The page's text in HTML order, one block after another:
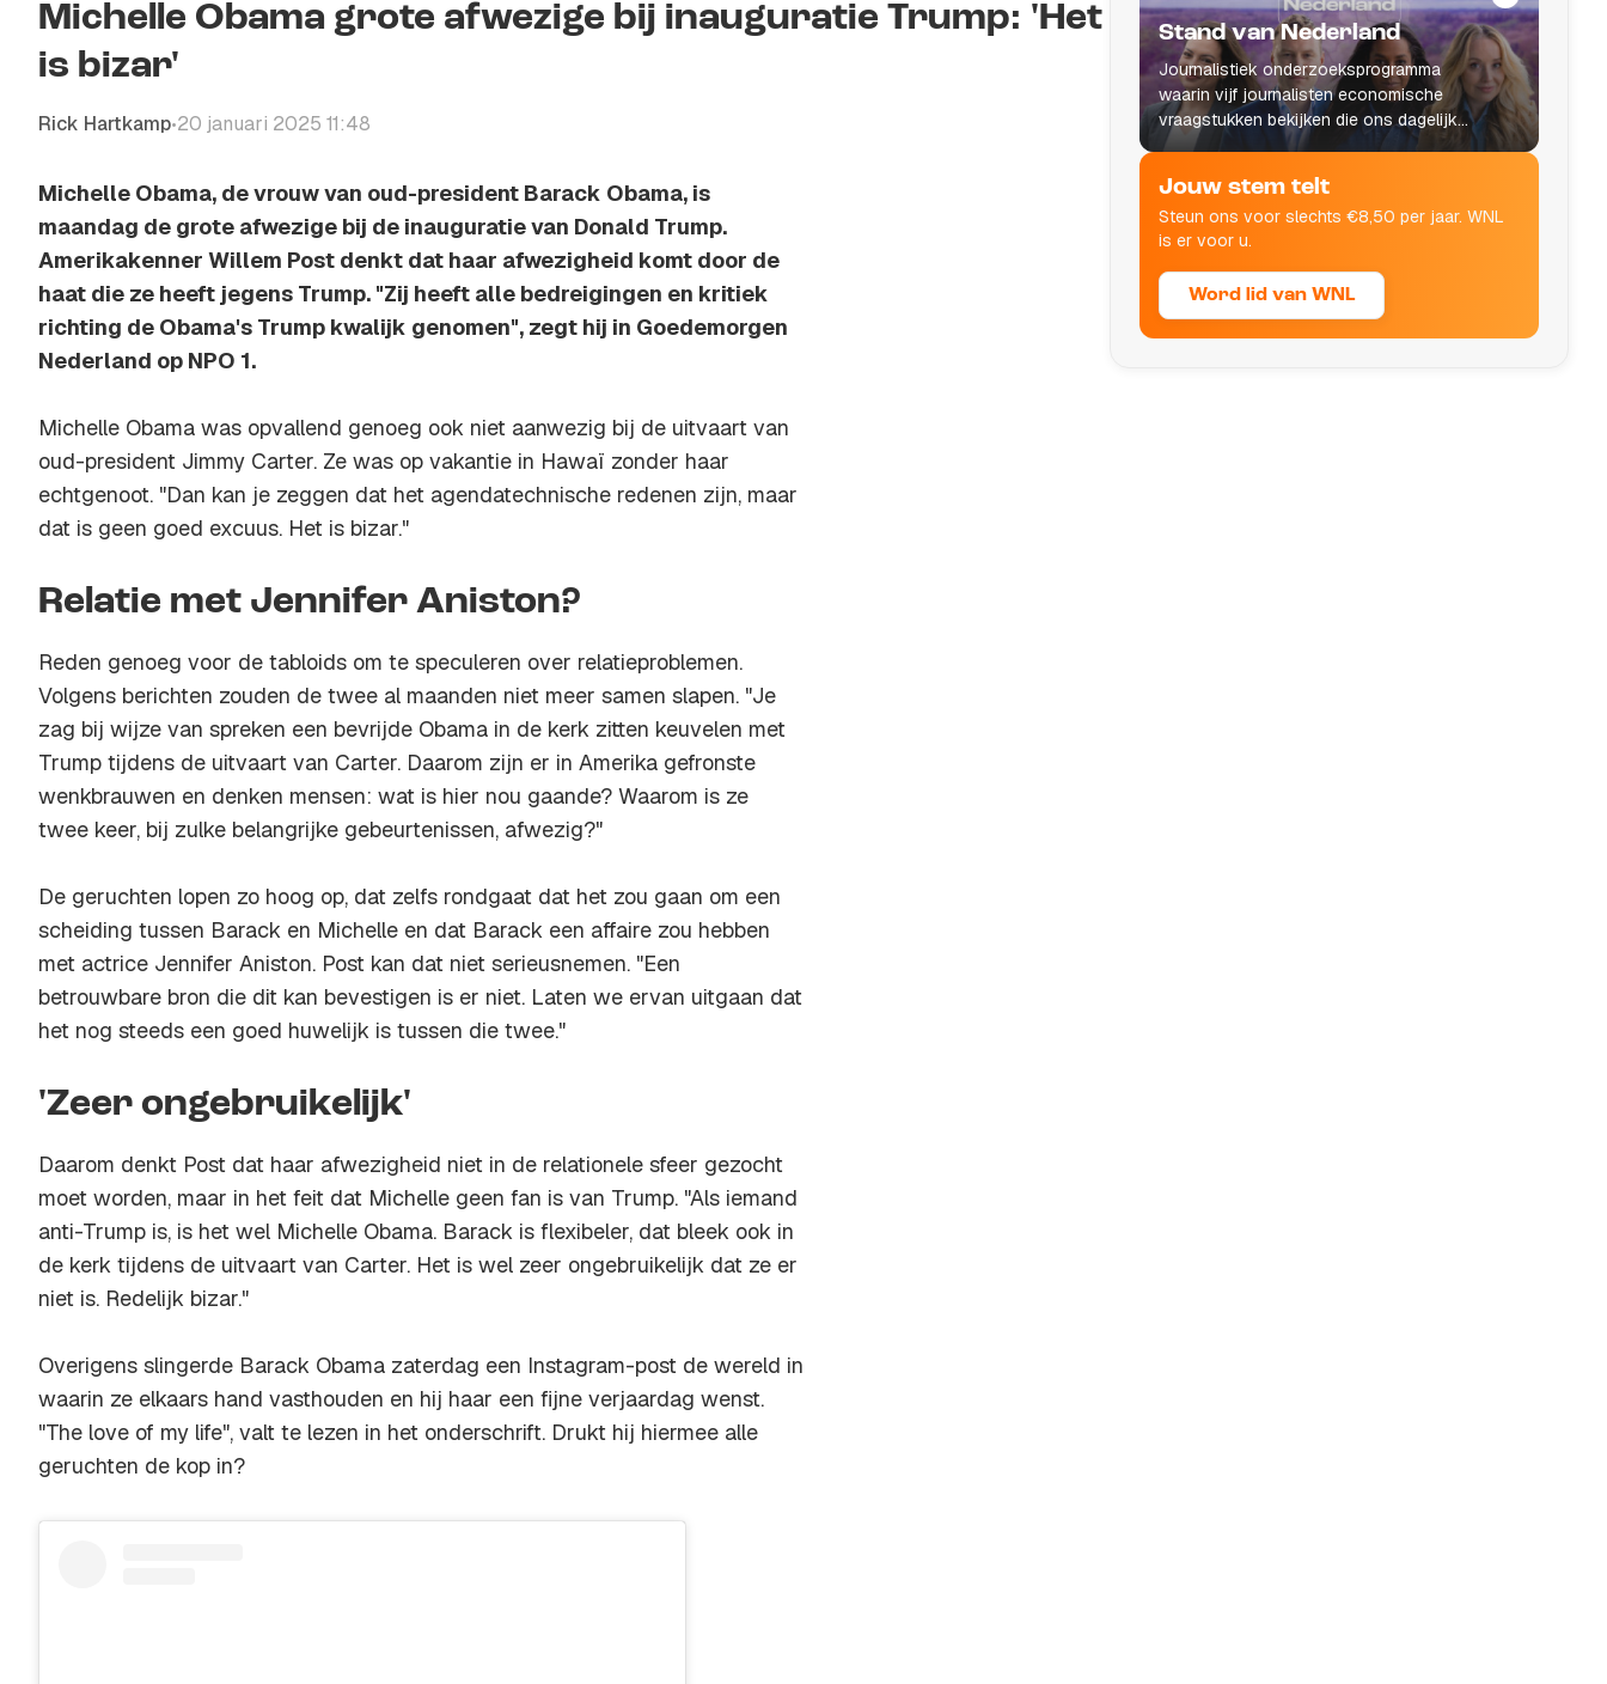
Michelle Obama grote afwezige bij inauguratie Trump: 'Het
is bizar'
Rick Hartkamp•20 januari 2025 11:48
Michelle Obama, de vrouw van oud-president Barack Obama, is
maandag de grote afwezige bij de inauguratie van Donald Trump.
Amerikakenner Willem Post denkt dat haar afwezigheid komt door de
haat die ze heeft jegens Trump. "Zij heeft alle bedreigingen en kritiek
richting de Obama's Trump kwalijk genomen", zegt hij in Goedemorgen
Nederland op NPO 1.
Michelle Obama was opvallend genoeg ook niet aanwezig bij de uitvaart van
oud-president Jimmy Carter. Ze was op vakantie in Hawaï zonder haar
echtgenoot. "Dan kan je zeggen dat het agendatechnische redenen zijn, maar
dat is geen goed excuus. Het is bizar."
Relatie met Jennifer Aniston?
Reden genoeg voor de tabloids om te speculeren over relatieproblemen.
Volgens berichten zouden de twee al maanden niet meer samen slapen. "Je
zag bij wijze van spreken een bevrijde Obama in de kerk zitten keuvelen met
Trump tijdens de uitvaart van Carter. Daarom zijn er in Amerika gefronste
wenkbrauwen en denken mensen: wat is hier nou gaande? Waarom is ze
twee keer, bij zulke belangrijke gebeurtenissen, afwezig?"
De geruchten lopen zo hoog op, dat zelfs rondgaat dat het zou gaan om een
scheiding tussen Barack en Michelle en dat Barack een affaire zou hebben
met actrice Jennifer Aniston. Post kan dat niet serieusnemen. "Een
betrouwbare bron die dit kan bevestigen is er niet. Laten we ervan uitgaan dat
het nog steeds een goed huwelijk is tussen die twee."
'Zeer ongebruikelijk'
Daarom denkt Post dat haar afwezigheid niet in de relationele sfeer gezocht
moet worden, maar in het feit dat Michelle geen fan is van Trump. "Als iemand
anti-Trump is, is het wel Michelle Obama. Barack is flexibeler, dat bleek ook in
de kerk tijdens de uitvaart van Carter. Het is wel zeer ongebruikelijk dat ze er
niet is. Redelijk bizar."
Overigens slingerde Barack Obama zaterdag een Instagram-post de wereld in
waarin ze elkaars hand vasthouden en hij haar een fijne verjaardag wenst.
"The love of my life", valt te lezen in het onderschrift. Drukt hij hiermee alle
geruchten de kop in?
Stand van Nederland
Journalistiek onderzoeksprogramma
waarin vijf journalisten economische
vraagstukken bekijken die ons dagelijks
leven raken.
Jouw stem telt
Steun ons voor slechts €8,50 per jaar. WNL
is er voor u.
Word lid van WNL